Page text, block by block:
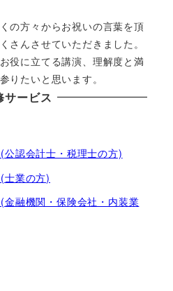
の方々からお祝いの言葉を頂
さんさせていただきました。
役に立てる講演、理解度と満
りたいと思います。
サービス
認会計士・税理士の方)
士業の方)
融機関・保険会社・内装業